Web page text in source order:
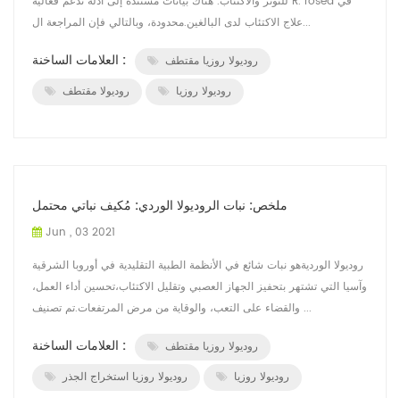
علاج الاكتئاب لدى البالغين.محدودة، وبالتالي فإن المراجعة ال...
العلامات الساخنة :
روديولا روزيا مقتطف
روديولا مقتطف
روديولا روزيا
ملخص: نبات الروديولا الوردي: مُكيف نباتي محتمل
Jun , 03 2021
روديولا الورديةهو نبات شائع في الأنظمة الطبية التقليدية في أوروبا الشرقية
وآسيا التي تشتهر بتحفيز الجهاز العصبي وتقليل الاكتئاب،تحسين أداء العمل،
والقضاء على التعب، والوقاية من مرض المرتفعات.تم تصنيف ...
العلامات الساخنة :
روديولا روزيا مقتطف
روديولا روزيا استخراج الجذر
روديولا روزيا